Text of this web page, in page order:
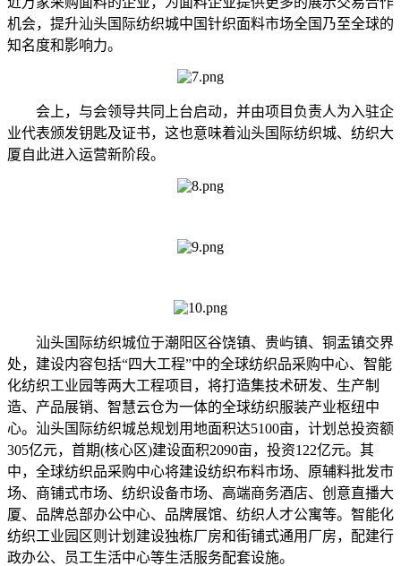
机会，提升汕头国际纺织城中国针织面料市场全国乃至全球的
知名度和影响力。
会上，与会领导共同上台启动，并由项目负责人为入驻企
业代表颁发钥匙及证书，这也意味着汕头国际纺织城、纺织大
厦自此进入运营新阶段。
汕头国际纺织城位于潮阳区谷饶镇、贵屿镇、铜盂镇交界
处，建设内容包括“四大工程”中的全球纺织品采购中心、智能
化纺织工业园等两大工程项目，将打造集技术研发、生产制
造、产品展销、智慧云仓为一体的全球纺织服装产业枢纽中
心。汕头国际纺织城总规划用地面积达5100亩，计划总投资额
305亿元，首期(核心区)建设面积2090亩，投资122亿元。其
中，全球纺织品采购中心将建设纺织布料市场、原辅料批发市
场、商铺式市场、纺织设备市场、高端商务酒店、创意直播大
厦、品牌总部办公中心、品牌展馆、纺织人才公寓等。智能化
纺织工业园区则计划建设独栋厂房和街铺式通用厂房，配建行
政办公、员工生活中心等生活服务配套设施。